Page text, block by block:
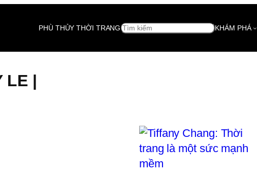
PHÙ THỦY THỜI TRANGSEARCH KHÁM PHÁ
LE |